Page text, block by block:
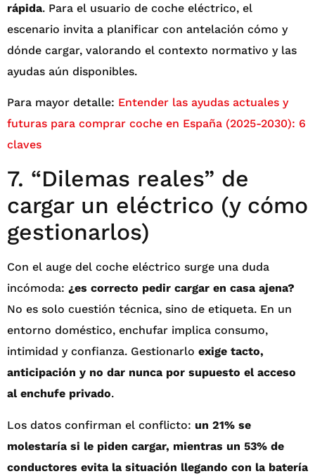
rápida. Para el usuario de coche eléctrico, el
escenario invita a planificar con antelación cómo y
dónde cargar, valorando el contexto normativo y las
ayudas aún disponibles.
Para mayor detalle: Entender las ayudas actuales y
futuras para comprar coche en España (2025-2030): 6
claves
7. “Dilemas reales” de
cargar un eléctrico (y cómo
gestionarlos)
Con el auge del coche eléctrico surge una duda
incómoda: ¿es correcto pedir cargar en casa ajena?
No es solo cuestión técnica, sino de etiqueta. En un
entorno doméstico, enchufar implica consumo,
intimidad y confianza. Gestionarlo exige tacto,
anticipación y no dar nunca por supuesto el acceso
al enchufe privado.
Los datos confirman el conflicto: un 21% se
molestaría si le piden cargar, mientras un 53% de
conductores evita la situación llegando con la batería